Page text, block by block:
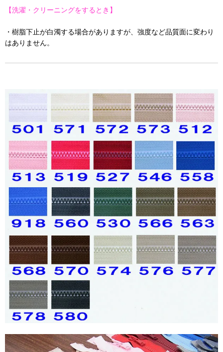
【洗濯・クリーニングをするとき】
・樹脂下止が白濁する場合がありますが、強度など品質面に変わり
はありません。